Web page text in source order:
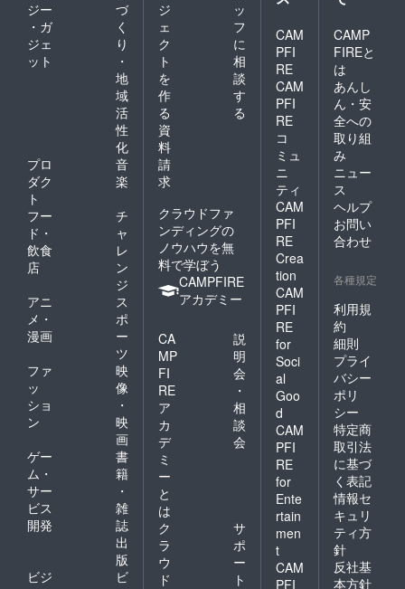
ジー
・ガ
ジェ
ット
づ
く
り
・
地
域
活
性
化
プロ
ダク
ト
音
楽
フー
ド・
飲食
店
チ
ャ
レ
ン
ジ
アニ
メ・
漫画
ス
ポ
ー
ツ
ファ
ッ
ショ
ン
映
像
・
映
画
ゲー
ム・
サー
ビス
開発
書
籍
・
雑
誌
出
版
ビジ
ビ
ジ
ェ
ク
ト
を
作
る
ッ
フ
に
相
談
す
る
資
料
請
求
クラウドファ
ンディングの
ノウハウを無
料で学ぼう
CAMPFIRE
アカデミー
CA
MP
FI
RE
ア
カ
デ
ミ
ー
と
は
説
明
会
・
相
談
会
ク
ラ
ウ
ド
サ
ポ
ー
ト
CAM
PFI
RE
CAM
PFI
RE
コ
ミュ
ニ
ティ
CAM
PFI
RE
Crea
tion
CAM
PFI
RE
for
Soci
al
Goo
d
CAM
PFI
RE
for
Ente
rtain
men
t
CAM
PFI
CAMP
FIREと
は
あんし
ん・安
全への
取り組
み
ニュー
ス
ヘルプ
お問い
合わせ
各種規定
利用規
約
細則
プライ
バシー
ポリ
シー
特定商
取引法
に基づ
く表記
情報セ
キュリ
ティ方
針
反社基
本方針